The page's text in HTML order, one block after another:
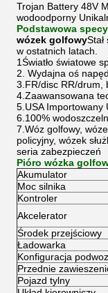
Trojan Battery 48V
wodoodporny
Podstawowa
wózek golfowy
w ostatnich latach.
1Światło światowe
2. Wydajna oś
3.FR/disc RR/drum,
4.Zaawansowana
5.USA Importowany
6.100%
7.Wóz golfowy,
policyjny, wózek
seria zabezpieczeń
Pióro wózka
Akumulator
Moc silnika
Kontroler
Akcelerator
Środek przejściowy
Ładowarka
Konfiguracja
Przednie
Pojazd tylny